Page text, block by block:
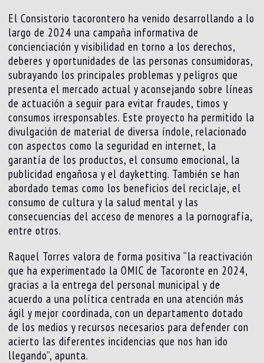
El Consistorio tacorontero ha venido desarrollando a lo
largo de 2024 una campaña informativa de
concienciación y visibilidad en torno a los derechos,
deberes y oportunidades de las personas consumidoras,
subrayando los principales problemas y peligros que
presenta el mercado actual y aconsejando sobre líneas
de actuación a seguir para evitar fraudes, timos y
consumos irresponsables. Este proyecto ha permitido la
divulgación de material de diversa índole, relacionado
con aspectos como la seguridad en internet, la
garantía de los productos, el consumo emocional, la
publicidad engañosa y el dayketting. También se han
abordado temas como los beneficios del reciclaje, el
consumo de cultura y la salud mental y las
consecuencias del acceso de menores a la pornografía,
entre otros.
Raquel Torres valora de forma positiva “la reactivación
que ha experimentado la OMIC de Tacoronte en 2024,
gracias a la entrega del personal municipal y de
acuerdo a una política centrada en una atención más
ágil y mejor coordinada, con un departamento dotado
de los medios y recursos necesarios para defender con
acierto las diferentes incidencias que nos han ido
llegando”, apunta.